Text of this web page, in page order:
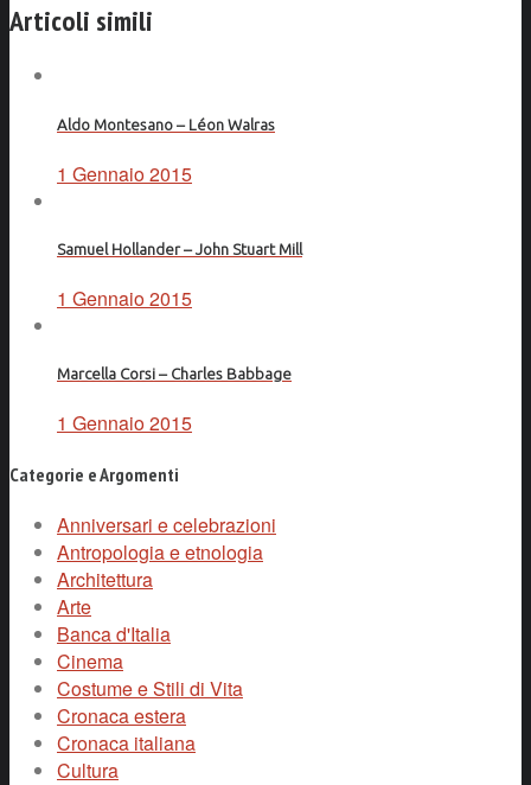
Articoli simili
Aldo Montesano – Léon Walras
1 Gennaio 2015
Samuel Hollander – John Stuart Mill
1 Gennaio 2015
Marcella Corsi – Charles Babbage
1 Gennaio 2015
Categorie e Argomenti
Anniversari e celebrazioni
Antropologia e etnologia
Architettura
Arte
Banca d'Italia
Cinema
Costume e Stili di Vita
Cronaca estera
Cronaca italiana
Cultura